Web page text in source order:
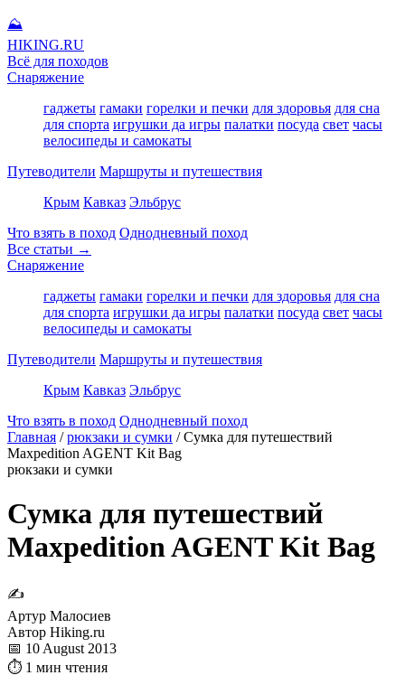
⛰
HIKING.RU
Всё для походов
Снаряжение
гаджеты гамаки горелки и печки для здоровья для сна
для спорта игрушки да игры палатки посуда свет часы
велосипеды и самокаты
Путеводители Маршруты и путешествия
Крым Кавказ Эльбрус
Что взять в поход Однодневный поход
Все статьи →
Снаряжение
гаджеты гамаки горелки и печки для здоровья для сна
для спорта игрушки да игры палатки посуда свет часы
велосипеды и самокаты
Путеводители Маршруты и путешествия
Крым Кавказ Эльбрус
Что взять в поход Однодневный поход
Главная / рюкзаки и сумки / Сумка для путешествий
Maxpedition AGENT Kit Bag
рюкзаки и сумки
Сумка для путешествий
Maxpedition AGENT Kit Bag
✍
Артур Малосиев
Автор Hiking.ru
📅 10 August 2013
⏱ 1 мин чтения